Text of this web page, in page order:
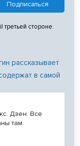
третьей стороне.
рассказывает
в самой
Дзен. Все
там.